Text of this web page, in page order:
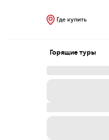
Где купить
Горящие туры